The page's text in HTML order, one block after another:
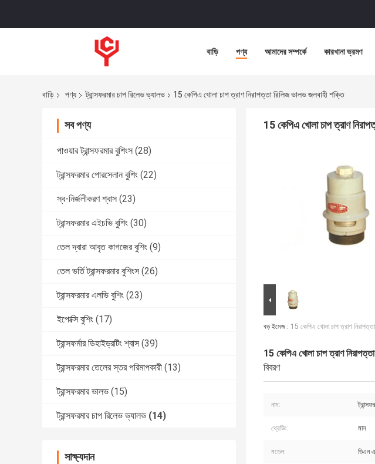
বাড়ি পণ্য আমাদের সম্পর্কে কারখানা ভ্রমণ
বাড়ি পণ্য ট্রান্সফরমার চাপ রিলেভ ভ্যালভ 15 কেপিএ খোলা চাপ ত্রাণ নিরাপত্তা রিলিজ ভালভ জলবাহী শক্তি
সব পণ্য
পাওয়ার ট্রান্সফরমার বুশিংস (28)
ট্রান্সফরমার পোরসেলান বুশিং (22)
স্ব-নির্জলীকরণ শ্বাস (23)
ট্রান্সফরমার এইচভি বুশিং (30)
তেল দ্বারা আবৃত কাগজের বুশিং (9)
তেল ভর্তি ট্রান্সফরমার বুশিংস (26)
ট্রান্সফরমার এলভি বুশিং (23)
ইপোক্সি বুশিং (17)
ট্রান্সফর্মার ডিহাইড্রটিং শ্বাস (39)
ট্রান্সফরমার তেলের স্তর পরিমাপকারী (13)
ট্রান্সফরমার ভালভ (15)
ট্রান্সফরমার চাপ রিলেভ ভ্যালভ (14)
সাক্ষ্যদান
15 কেপিএ খোলা চাপ ত্রাণ
বড় ইমেজ : 15 কেপিএ খোলা চাপ ত্রাণ
15 কেপিএ খোলা চাপ ত্রাণ
বিবরণ
নাম:
থ্রেডিং: মান
মডেল: ডিএন